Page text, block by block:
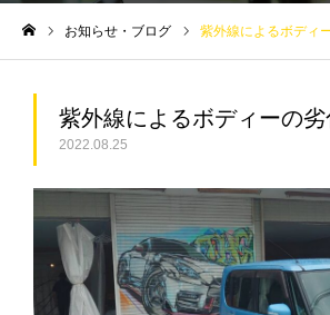
お知らせ・ブログ 紫外線によるボディ
紫外線によるボディーの
2022.08.25